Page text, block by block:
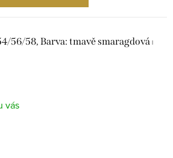
56/58, Barva: tmavě smaragdová |